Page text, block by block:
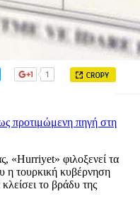
προτιμώμενη πηγή στη
«Hurriyet» φιλοξενεί τα
η τουρκική κυβέρνηση
κλείσει το βράδυ της